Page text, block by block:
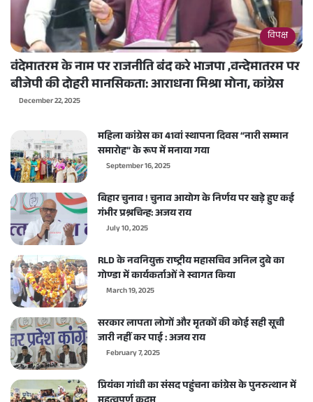
विपक्ष
वंदेमातरम के नाम पर राजनीति बंद करे भाजपा ,वन्देमातरम पर
बीजेपी की दोहरी मानसिकता: आराधना मिश्रा मोना, कांग्रेस
December 22, 2025
महिला कांग्रेस का 41वां स्थापना दिवस “नारी सम्मान
समारोह” के रूप में मनाया गया
September 16, 2025
बिहार चुनाव ! चुनाव आयोग के निर्णय पर खड़े हुए कई
गंभीर प्रश्नचिन्ह: अजय राय
July 10, 2025
RLD के नवनियुक्त राष्ट्रीय महासचिव अनिल दुबे का
गोण्डा में कार्यकर्ताओं ने स्वागत किया
March 19, 2025
सरकार लापता लोगों और मृतकों की कोई सही सूची
जारी नहीं कर पाई : अजय राय
February 7, 2025
प्रियंका गांधी का संसद पहुंचना कांग्रेस के पुनरुत्थान में